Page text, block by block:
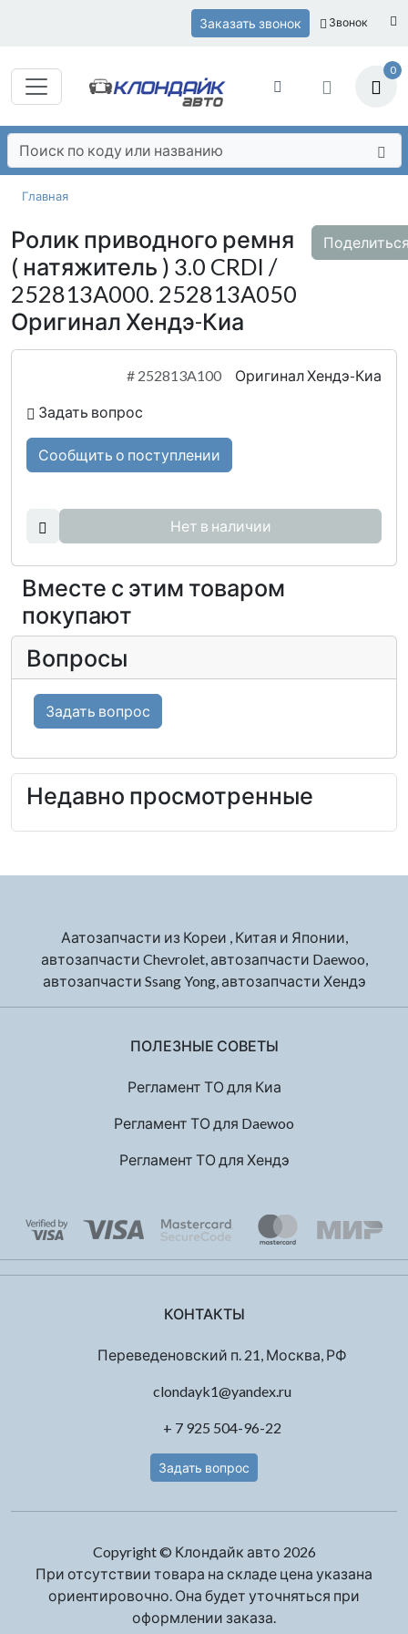
Заказать звонок Звонок
0
Главная
Ролик приводного ремня
( натяжитель ) 3.0 CRDI /
252813A000. 252813A050
Оригинал Хендэ-Киа
# 252813A100 Оригинал Хендэ-Киа
Задать вопрос
Сообщить о поступлении
Нет в наличии
Вместе с этим товаром
покупают
Вопросы
Задать вопрос
Недавно просмотренные
Аатозапчасти из Кореи , Китая и Японии,
автозапчасти Chevrolet, автозапчасти Daewoo,
автозапчасти Ssang Yong, автозапчасти Хендэ
ПОЛЕЗНЫЕ СОВЕТЫ
Регламент ТО для Киа
Регламент ТО для Daewoo
Регламент ТО для Хендэ
КОНТАКТЫ
Переведеновский п. 21, Москва, РФ
clondayk1@yandex.ru
+ 7 925 504-96-22
Задать вопрос
Copyright © Клондайк авто 2026
При отсутствии товара на складе цена указана
ориентировочно. Она будет уточняться при
оформлении заказа.